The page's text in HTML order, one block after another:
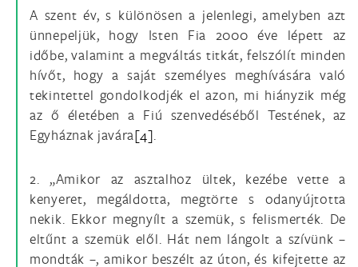
A szent év, s különösen a jelenlegi, amelyben azt
ünnepeljük, hogy Isten Fia 2000 éve lépett az
időbe, valamint a megváltás titkát, felszólít minden
hívőt, hogy a saját személyes meghívására való
tekintettel gondolkodjék el azon, mi hiányzik még
az ő életében a Fiú szenvedéséből Testének, az
Egyháznak javára[4].
2. „Amikor az asztalhoz ültek, kezébe vette a
kenyeret, megáldotta, megtörte s odanyújtotta
nekik. Ekkor megnyílt a szemük, s felismerték. De
eltűnt a szemük elől. Hát nem lángolt a szívünk –
mondták –, amikor beszélt az úton, és kifejtette az